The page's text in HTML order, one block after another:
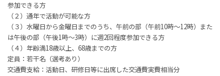
参加できる方
（２）通年で活動が可能な方
（３）水曜日から金曜日までのうち、午前の部（午前10時～12時）また
は午後の部（午後1時～3時）に週2回程度参加できる方
（４）年齢満18歳以上、68歳までの方
定員：若干名（選考あり）
交通費支給：活動日、研修日等に出席した交通費実費相当分